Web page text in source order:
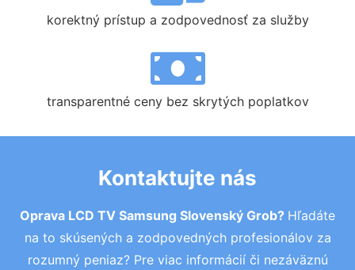
korektný prístup a zodpovednosť za služby
transparentné ceny bez skrytých poplatkov
Kontaktujte nás
Oprava LCD TV Samsung Slovenský Grob? Hľadáte
na to skúsených a zodpovedných profesionálov za
rozumný peniaz? Pre viac informácií či nezáväznú